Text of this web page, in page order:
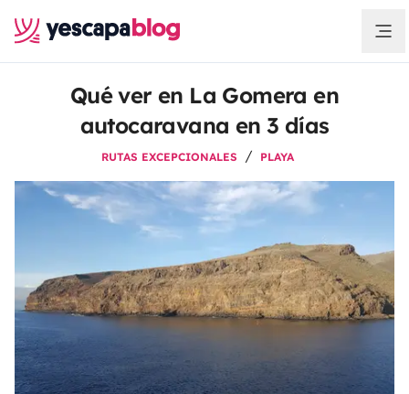
Qué ver en La Gomera en
autocaravana en 3 días
RUTAS EXCEPCIONALES PLAYA